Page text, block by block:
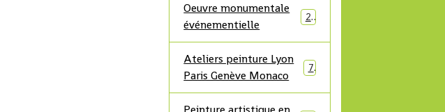
Oeuvre monumentale
événementielle
21
Ateliers peinture Lyon
Paris Genève Monaco
7